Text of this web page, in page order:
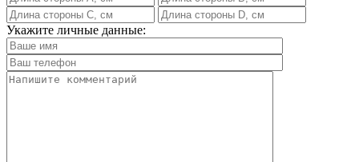
Укажите личные данные: